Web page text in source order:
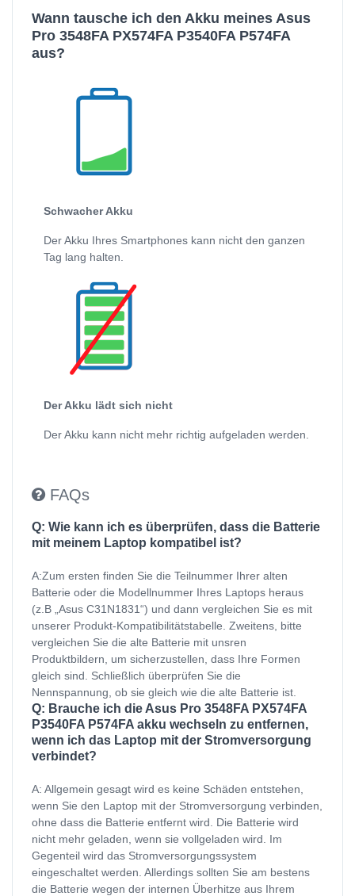
Wann tausche ich den Akku meines Asus
Pro 3548FA PX574FA P3540FA P574FA
aus?
Schwacher Akku
Der Akku Ihres Smartphones kann nicht den ganzen
Tag lang halten.
Der Akku lädt sich nicht
Der Akku kann nicht mehr richtig aufgeladen werden.
FAQs
Q: Wie kann ich es überprüfen, dass die Batterie
mit meinem Laptop kompatibel ist?
A:Zum ersten finden Sie die Teilnummer Ihrer alten
Batterie oder die Modellnummer Ihres Laptops heraus
(z.B „Asus C31N1831“) und dann vergleichen Sie es mit
unserer Produkt-Kompatibilitätstabelle. Zweitens, bitte
vergleichen Sie die alte Batterie mit unsren
Produktbildern, um sicherzustellen, dass Ihre Formen
gleich sind. Schließlich überprüfen Sie die
Nennspannung, ob sie gleich wie die alte Batterie ist.
Q: Brauche ich die Asus Pro 3548FA PX574FA
P3540FA P574FA akku wechseln zu entfernen,
wenn ich das Laptop mit der Stromversorgung
verbindet?
A: Allgemein gesagt wird es keine Schäden entstehen,
wenn Sie den Laptop mit der Stromversorgung verbinden,
ohne dass die Batterie entfernt wird. Die Batterie wird
nicht mehr geladen, wenn sie vollgeladen wird. Im
Gegenteil wird das Stromversorgungssystem
eingeschaltet werden. Allerdings sollten Sie am bestens
die Batterie wegen der internen Überhitze aus Ihrem